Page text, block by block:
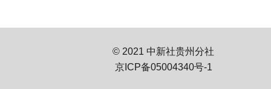
© 2021 中新社贵州分社
京ICP备05004340号-1